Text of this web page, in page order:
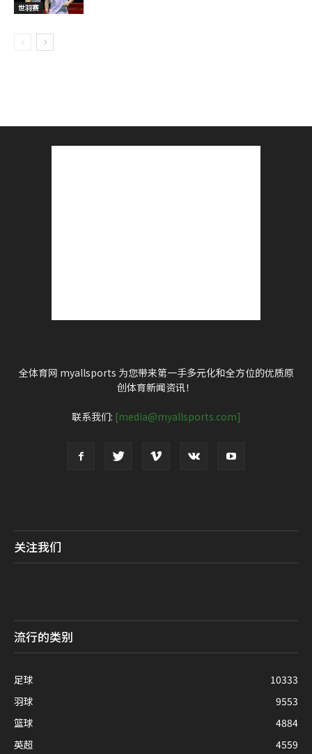
世羽赛
全体育网 myallsports 为您带来第一手多元化和全方位的优质原
创体育新闻资讯！
联系我们: [media@myallsports.com]
关注我们
流行的类别
足球
10333
羽球
9553
篮球
4884
英超
4559